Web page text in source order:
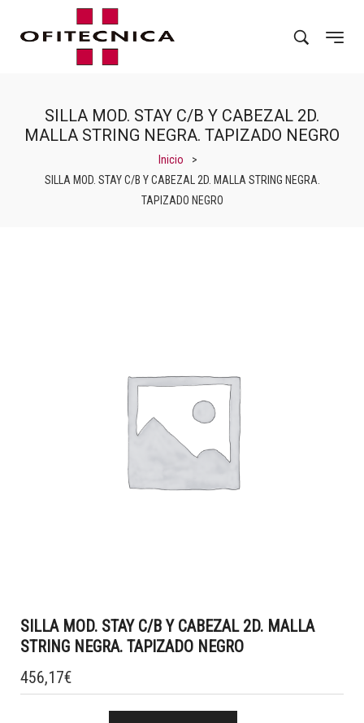
SILLA MOD. STAY C/B Y CABEZAL 2D.
MALLA STRING NEGRA. TAPIZADO NEGRO
Inicio
>
SILLA MOD. STAY C/B Y CABEZAL 2D. MALLA STRING NEGRA.
TAPIZADO NEGRO
SILLA MOD. STAY C/B Y CABEZAL 2D. MALLA
STRING NEGRA. TAPIZADO NEGRO
456,17€